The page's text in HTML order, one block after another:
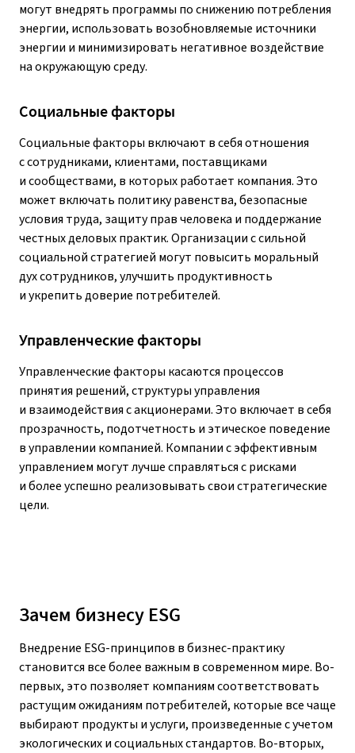
могут внедрять программы по снижению потребления
энергии, использовать возобновляемые источники
энергии и минимизировать негативное воздействие
на окружающую среду.
Социальные факторы
Социальные факторы включают в себя отношения
с сотрудниками, клиентами, поставщиками
и сообществами, в которых работает компания. Это
может включать политику равенства, безопасные
условия труда, защиту прав человека и поддержание
честных деловых практик. Организации с сильной
социальной стратегией могут повысить моральный
дух сотрудников, улучшить продуктивность
и укрепить доверие потребителей.
Управленческие факторы
Управленческие факторы касаются процессов
принятия решений, структуры управления
и взаимодействия с акционерами. Это включает в себя
прозрачность, подотчетность и этическое поведение
в управлении компанией. Компании с эффективным
управлением могут лучше справляться с рисками
и более успешно реализовывать свои стратегические
цели.
Зачем бизнесу ESG
Внедрение ESG-принципов в бизнес-практику
становится все более важным в современном мире. Во-
первых, это позволяет компаниям соответствовать
растущим ожиданиям потребителей, которые все чаще
выбирают продукты и услуги, произведенные с учетом
экологических и социальных стандартов. Во-вторых,